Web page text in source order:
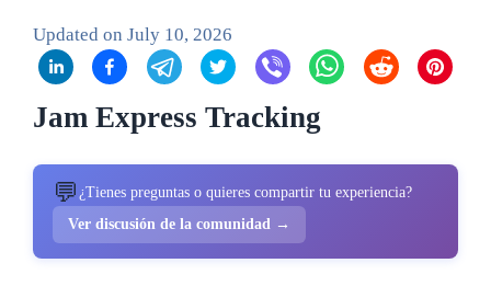
Updated on July 10, 2026
Jam Express Tracking
💬 ¿Tienes preguntas o quieres compartir tu experiencia?
Ver discusión de la comunidad →